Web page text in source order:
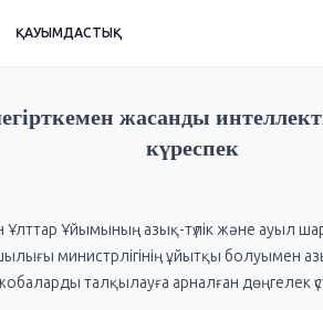
ҚАУЫМДАСТЫҚ
жасанды
күреспек
Ұлттар Ұйымының азық-түлік және
министрлігінің ұйытқы болуымен
талқылауға арналған дөңгелек